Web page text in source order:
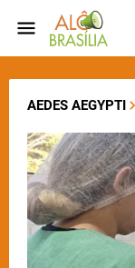
AEDES AEGYPTI